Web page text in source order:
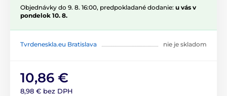
Objednávky do 9. 8. 16:00, predpokladané dodanie: u vás v
pondelok 10. 8.
Tvrdeneskla.eu Bratislava nie je skladom
10,86 €
8,98 € bez DPH